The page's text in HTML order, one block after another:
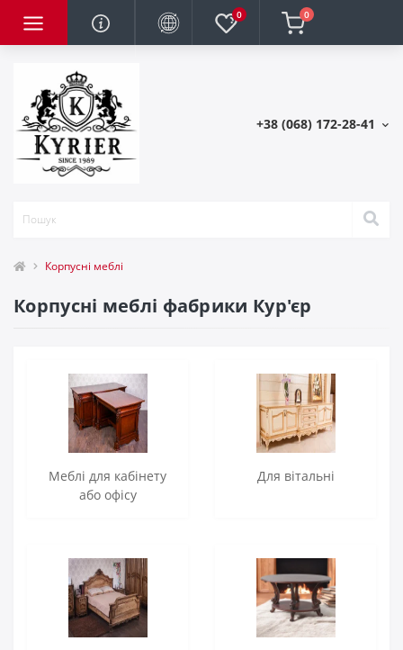
0 0
+38 (068) 172-28-41
Корпусні меблі
Корпусні меблі фабрики Кур'єр
Меблі для кабінету
або офісу
Для вітальні